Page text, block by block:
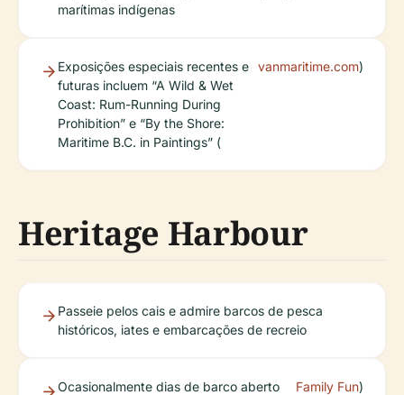
marítimas indígenas
Exposições especiais recentes e
futuras incluem “A Wild & Wet
Coast: Rum-Running During
Prohibition” e “By the Shore:
Maritime B.C. in Paintings” (
vanmaritime.com)
Heritage Harbour
Passeie pelos cais e admire barcos de pesca
históricos, iates e embarcações de recreio
Ocasionalmente dias de barco aberto
Family Fun)